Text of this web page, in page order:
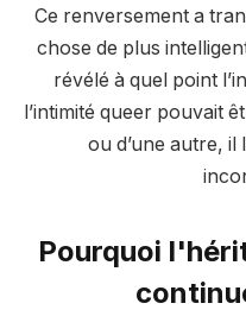
Ce renversement a
chose de plus
révélé à quel point
l’intimité queer pouvait
ou d’une autre, il
Pourquoi